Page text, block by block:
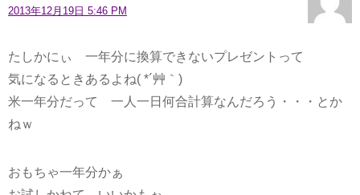
2013年12月19日 5:46 PM
たしかにぃ 一年分に換算できないプレゼントって
気になるときあるよね( *´艸｀)
米一年分だって 一人一日何合計算なんだろう・・・とか
ねｗ
おもちゃ一年分かぁ